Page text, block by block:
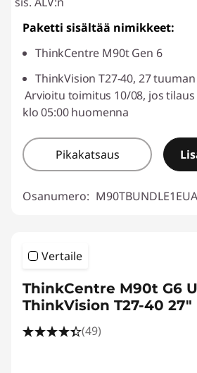
Paketti sisältää nimikkeet:
ThinkCentre M90t Gen 6
ThinkVision T27-40, 27
Arvioitu toimitus 10/08, jos
klo 05:00 huomenna
Pikakatsaus
Osanumero: M90TBUNDLE1EUA
Vertaile
ThinkCentre M90t G6
ThinkVision T27-40 27"
(49)